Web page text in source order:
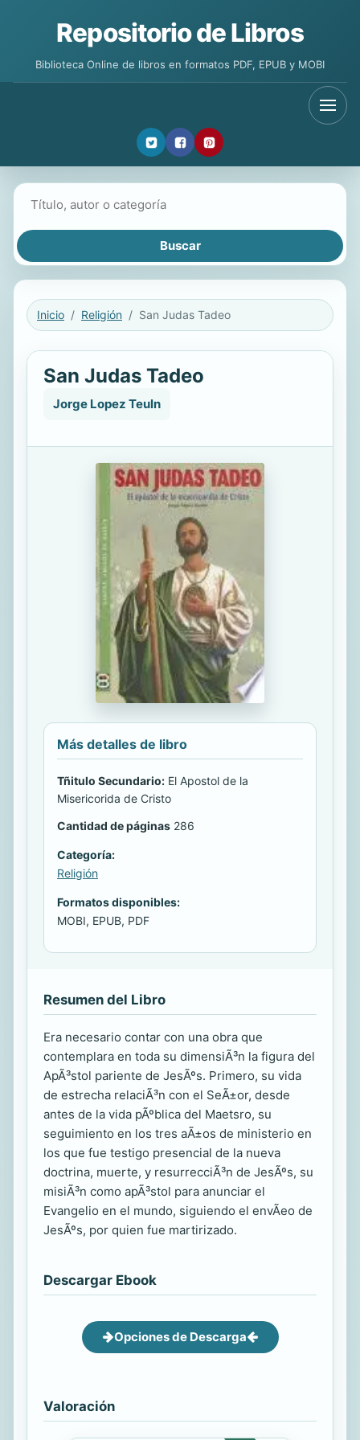
Repositorio de Libros
Biblioteca Online de libros en formatos PDF, EPUB y MOBI
Inicio Religión San Judas Tadeo
San Judas Tadeo
Jorge Lopez Teuln
Más detalles de libro
Tñitulo Secundario: El Apostol de la
Misericorida de Cristo
Cantidad de páginas 286
Categoría:
Religión
Formatos disponibles:
MOBI, EPUB, PDF
Resumen del Libro
Era necesario contar con una obra que
contemplara en toda su dimensiÃ³n la figura del
ApÃ³stol pariente de JesÃºs. Primero, su vida
de estrecha relaciÃ³n con el SeÃ±or, desde
antes de la vida pÃºblica del Maetsro, su
seguimiento en los tres aÃ±os de ministerio en
los que fue testigo presencial de la nueva
doctrina, muerte, y resurrecciÃ³n de JesÃºs, su
misiÃ³n como apÃ³stol para anunciar el
Evangelio en el mundo, siguiendo el envÃeo de
JesÃºs, por quien fue martirizado.
Descargar Ebook
Opciones de Descarga
Valoración